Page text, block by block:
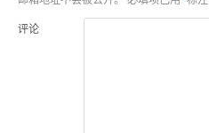
评论